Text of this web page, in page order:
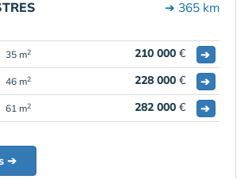
➔ 365 km
35 m2 210 000 €
➔
46 m2 228 000 €
➔
61 m2 282 000 € ➔
➔